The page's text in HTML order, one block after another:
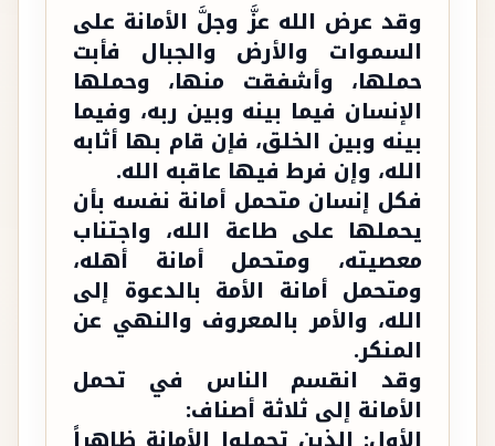
وقد عرض الله عزَّ وجلَّ الأمانة على
السموات والأرض والجبال فأبت
حملها، وأشفقت منها، وحملها
الإنسان فيما بينه وبين ربه، وفيما
بينه وبين الخلق، فإن قام بها أثابه
الله، وإن فرط فيها عاقبه الله.
فكل إنسان متحمل أمانة نفسه بأن
يحملها على طاعة الله، واجتناب
معصيته، ومتحمل أمانة أهله،
ومتحمل أمانة الأمة بالدعوة إلى
الله، والأمر بالمعروف والنهي عن
المنكر.
وقد انقسم الناس في تحمل
الأمانة إلى ثلاثة أصناف: